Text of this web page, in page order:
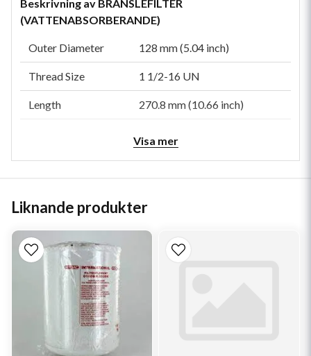
Beskrivning av BRÄNSLEFILTER
(VATTENABSORBERANDE)
Outer Diameter 128 mm (5.04 inch)
Thread Size 1 1/2-16 UN
Length 270.8 mm (10.66 inch)
Gasket ID 112.78 mm (4.44 inch)
Media Type Synthetic, Water Absorbent
Visa mer
Liknande produkter